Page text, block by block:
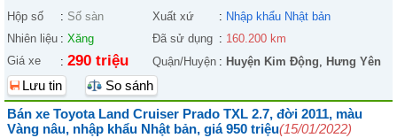
Hộp số : Số sàn Xuất xứ : Nhập khẩu Nhật bản
Nhiên liệu : Xăng Đã sử dụng : 160.200 km
Giá xe
: 290 triệu Quận/Huyện : Huyện Kim Động, Hưng Yên
Lưu tin
So sánh
Bán xe Toyota Land Cruiser Prado TXL 2.7, đời 2011, màu
Vàng nâu, nhập khẩu Nhật bản, giá 950 triệu(15/01/2022)